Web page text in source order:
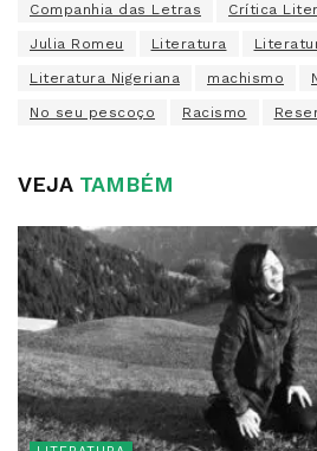
Companhia das Letras Crítica
Julia Romeu Literatura
Literatura Nigeriana machismo
No seu pescoço Racismo
VEJATAMBÉM